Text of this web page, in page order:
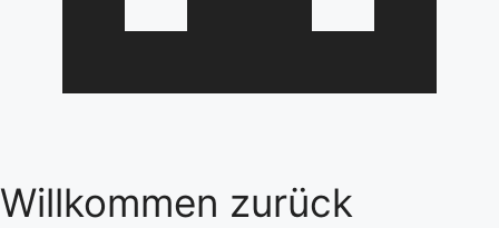
Willkommen zurück